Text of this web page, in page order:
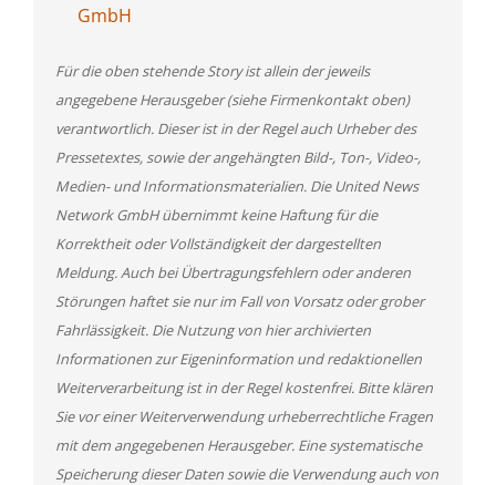
GmbH
Für die oben stehende Story ist allein der jeweils
angegebene Herausgeber (siehe Firmenkontakt oben)
verantwortlich. Dieser ist in der Regel auch Urheber des
Pressetextes, sowie der angehängten Bild-, Ton-, Video-,
Medien- und Informationsmaterialien. Die United News
Network GmbH übernimmt keine Haftung für die
Korrektheit oder Vollständigkeit der dargestellten
Meldung. Auch bei Übertragungsfehlern oder anderen
Störungen haftet sie nur im Fall von Vorsatz oder grober
Fahrlässigkeit. Die Nutzung von hier archivierten
Informationen zur Eigeninformation und redaktionellen
Weiterverarbeitung ist in der Regel kostenfrei. Bitte klären
Sie vor einer Weiterverwendung urheberrechtliche Fragen
mit dem angegebenen Herausgeber. Eine systematische
Speicherung dieser Daten sowie die Verwendung auch von